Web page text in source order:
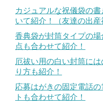
カジュアルな祝儀袋の
いて紹介！（友達の出産
香典袋が封筒タイプの
点も合わせて紹介！
厄祓い用の白い封筒に
り方も紹介！
応募はがきの固定電話
トも合わせて紹介！